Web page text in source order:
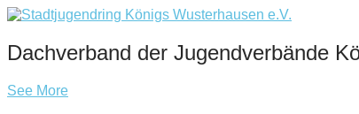
Dachverband der Jugendverbände
See More